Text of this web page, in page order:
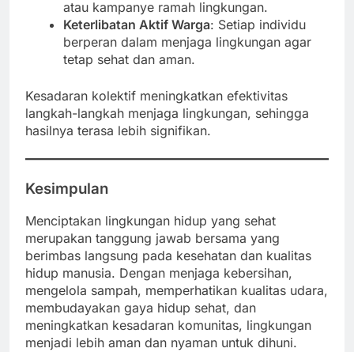
atau kampanye ramah lingkungan.
Keterlibatan Aktif Warga: Setiap individu
berperan dalam menjaga lingkungan agar
tetap sehat dan aman.
Kesadaran kolektif meningkatkan efektivitas
langkah-langkah menjaga lingkungan, sehingga
hasilnya terasa lebih signifikan.
Kesimpulan
Menciptakan lingkungan hidup yang sehat
merupakan tanggung jawab bersama yang
berimbas langsung pada kesehatan dan kualitas
hidup manusia. Dengan menjaga kebersihan,
mengelola sampah, memperhatikan kualitas udara,
membudayakan gaya hidup sehat, dan
meningkatkan kesadaran komunitas, lingkungan
menjadi lebih aman dan nyaman untuk dihuni.